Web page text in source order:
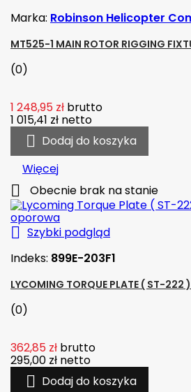
Marka: Robinson Helicopter
MT525-1 MAIN ROTOR RIGGING
(0)
1 248,95 zł brutto
1 015,41 zł netto
 Dodaj do koszyka
Więcej
 Obecnie brak na stanie
 Szybki podgląd
Indeks: 899E-203F1
LYCOMING TORQUE PLATE ( ST-222
(0)
362,85 zł brutto
295,00 zł netto
 Dodaj do koszyka